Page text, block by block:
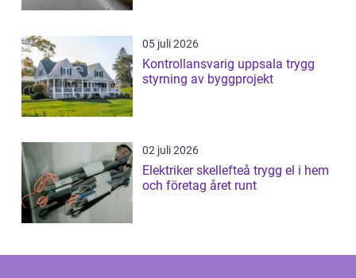
05 juli 2026
Kontrollansvarig uppsala trygg
styrning av byggprojekt
02 juli 2026
Elektriker skellefteå trygg el i hem
och företag året runt